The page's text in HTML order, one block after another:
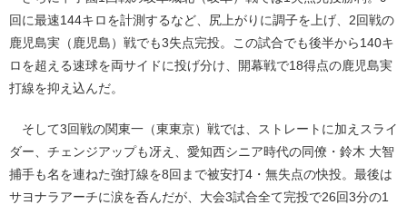
回に最速144キロを計測するなど、尻上がりに調子を上げ、2回戦の
鹿児島実（鹿児島）戦でも3失点完投。この試合でも後半から140キ
ロを超える速球を両サイドに投げ分け、開幕戦で18得点の鹿児島実
打線を抑え込んだ。
そして3回戦の関東一（東東京）戦では、ストレートに加えスライ
ダー、チェンジアップも冴え、愛知西シニア時代の同僚・鈴木 大智
捕手も名を連ねた強打線を8回まで被安打4・無失点の快投。最後は
サヨナラアーチに涙を呑んだが、大会3試合全て完投で26回3分の1